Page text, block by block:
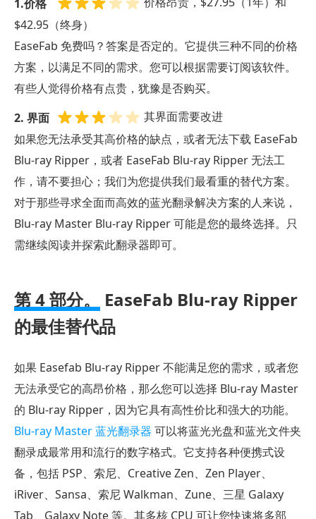
1.价格
$42.95（终身）
EaseFab 免费吗？答案是否定的。它提供三种不同的价格
方案，以满足不同的需求。您可以根据需要订阅该软件。
有些人觉得价格有点贵，犹豫是否购买。
2. 界面
其界面需要改进
如果您无法承受其高价格的缺点，或者无法下载 EaseFab
Blu-ray Ripper，或者 EaseFab Blu-ray Ripper 无法工
作，请不要担心；我们为您提供我们最看重的替代方案。
对于那些寻求全面而高效的蓝光翻录解决方案的人来说，
Blu-ray Master Blu-ray Ripper 可能是您的最终选择。只
需继续阅读并探索此翻录器即可。
第 4 部分。
EaseFab Blu-ray Ripper
的最佳替代品
如果 Easefab Blu-ray Ripper 不能满足您的需求，或者您
无法承受它的高昂价格，那么您可以选择 Blu-ray Master
的 Blu-ray Ripper，因为它具有高性价比和强大的功能。
Blu-ray Master 蓝光翻录器 可以将蓝光光盘和蓝光文件夹
翻录成最常用和流行的数字格式。它支持各种便携式设
备，包括 PSP、索尼、Creative Zen、Zen Player、
iRiver、Sansa、索尼 Walkman、Zune、三星 Galaxy
Tab、Galaxy Note 等。其多核 CPU 可让您快速将多部